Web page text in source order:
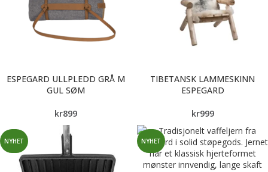
ESPEGARD ULLPLEDD GRÅ M
GUL SØM
kr899
TIBETANSK LAMMESKINN
ESPEGARD
kr999
NYHET NYHET